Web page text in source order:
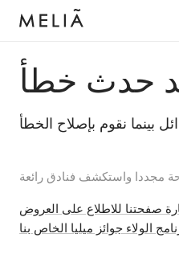
حدث خطأ
مجددا واستكشف فنادق رائعة
صفحتنا للاطلاع على العروض
الولاء جوائز ميليا الخاص بنا